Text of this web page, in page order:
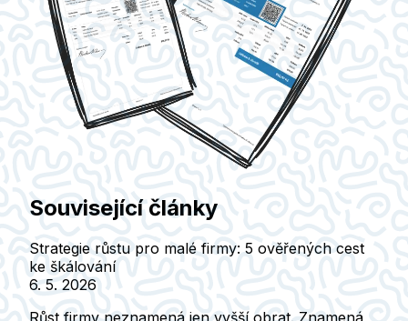
Související články
Strategie růstu pro malé firmy: 5 ověřených cest
ke škálování
6. 5. 2026
Růst firmy neznamená jen vyšší obrat. Znamená